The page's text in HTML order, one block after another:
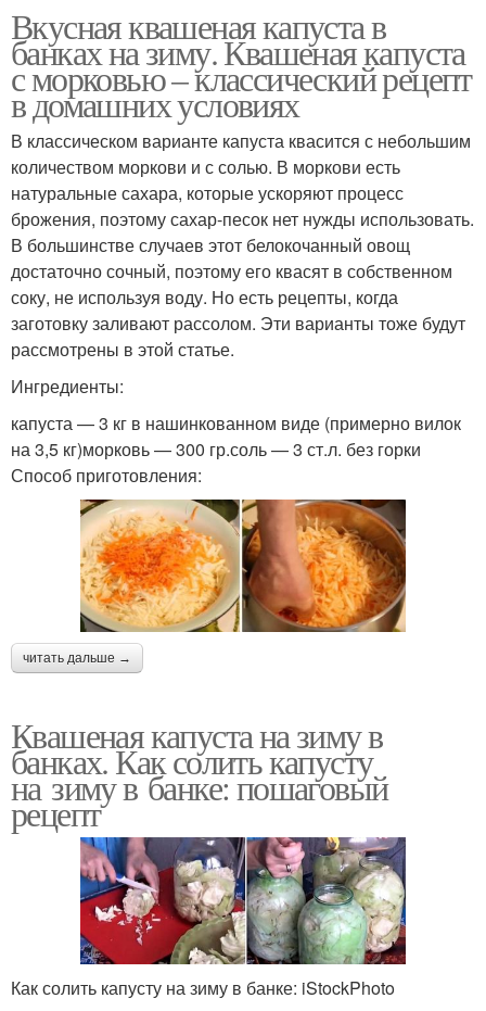
Вкусная квашеная капуста в
банках на зиму. Квашеная капуста
с морковью – классический рецепт
в домашних условиях
В классическом варианте капуста квасится с небольшим
количеством моркови и с солью. В моркови есть
натуральные сахара, которые ускоряют процесс
брожения, поэтому сахар-песок нет нужды использовать.
В большинстве случаев этот белокочанный овощ
достаточно сочный, поэтому его квасят в собственном
соку, не используя воду. Но есть рецепты, когда
заготовку заливают рассолом. Эти варианты тоже будут
рассмотрены в этой статье.
Ингредиенты:
капуста — 3 кг в нашинкованном виде (примерно вилок
на 3,5 кг)морковь — 300 гр.соль — 3 ст.л. без горки
Способ приготовления:
читать дальше →
Квашеная капуста на зиму в
банках. Как солить капусту
на зиму в банке: пошаговый
рецепт
Как солить капусту на зиму в банке: iStockPhoto